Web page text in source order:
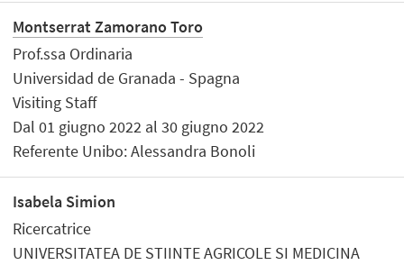
Montserrat Zamorano Toro
Prof.ssa Ordinaria
Universidad de Granada - Spagna
Visiting Staff
Dal 01 giugno 2022 al 30 giugno 2022
Referente Unibo: Alessandra Bonoli
Isabela Simion
Ricercatrice
UNIVERSITATEA DE STIINTE AGRICOLE SI MEDICINA